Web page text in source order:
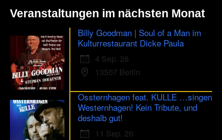
Veranstaltungen im nächsten Monat
Billy Goodman | Soul of a Man im
Kulturrestaurant Dicke Paula
4 Sep. 26
13507 Berlin
Ossternhagen feat. KULLE …singen
Westernhagen! Kein Tribute, und
deshalb gut!
11 Sep. 26